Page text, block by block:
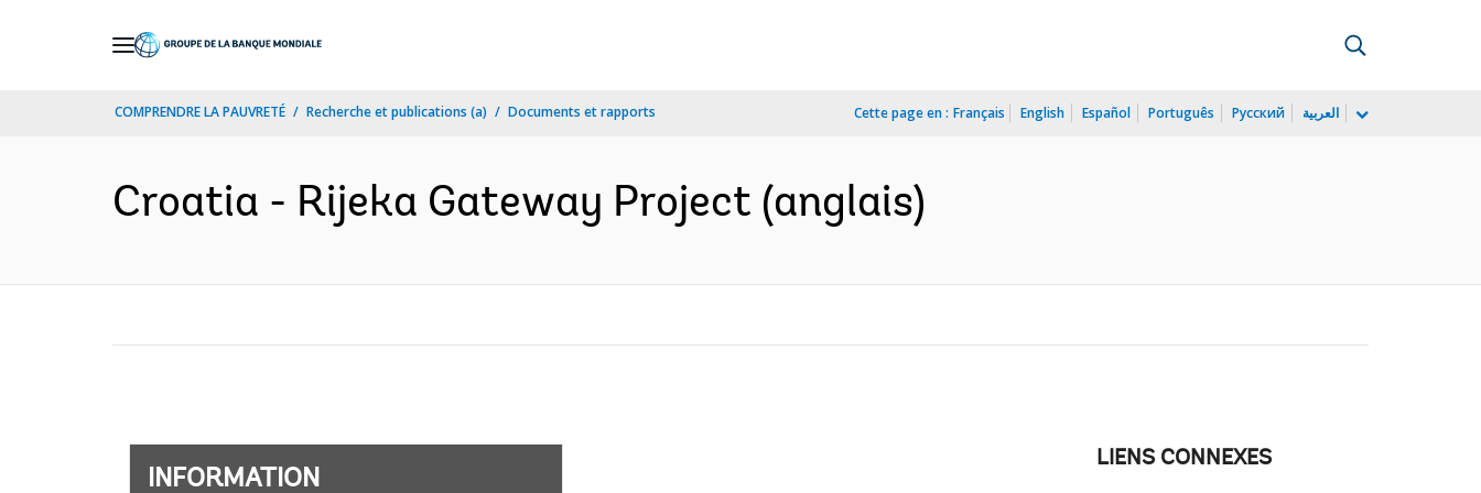
COMPRENDRE LA PAUVRETÉ Recherche et publications (a) Documents et rapports Cette page en : Français English Español Português Русский العربية
Croatia - Rijeka Gateway Project (anglais)
INFORMATION
LIENS CONNEXES